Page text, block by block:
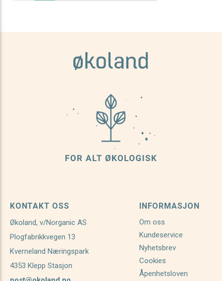
KONTAKT OSS
Økoland, v/Norganic AS
Plogfabrikkvegen 13
Kverneland Næringspark
4353 Klepp Stasjon
INFORMASJON
Om oss
Kundeservice
Nyhetsbrev
Cookies
Åpenhetsloven